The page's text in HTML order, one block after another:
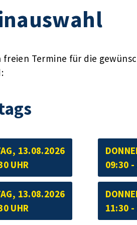
freien Termine für die
13.08.2026
UHR
09:30 -
13.08.2026
UHR
11:30 -